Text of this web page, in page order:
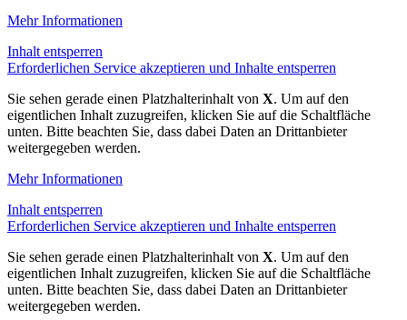
Mehr Informationen
Inhalt entsperren
Erforderlichen Service akzeptieren und Inhalte entsperren
Sie sehen gerade einen Platzhalterinhalt von X. Um auf den
eigentlichen Inhalt zuzugreifen, klicken Sie auf die Schaltfläche
unten. Bitte beachten Sie, dass dabei Daten an Drittanbieter
weitergegeben werden.
Mehr Informationen
Inhalt entsperren
Erforderlichen Service akzeptieren und Inhalte entsperren
Sie sehen gerade einen Platzhalterinhalt von X. Um auf den
eigentlichen Inhalt zuzugreifen, klicken Sie auf die Schaltfläche
unten. Bitte beachten Sie, dass dabei Daten an Drittanbieter
weitergegeben werden.